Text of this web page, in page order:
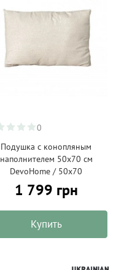
0
Подушка с конопляным
наполнителем 50х70 см
DevoHome / 50х70
1 799 грн
Купить